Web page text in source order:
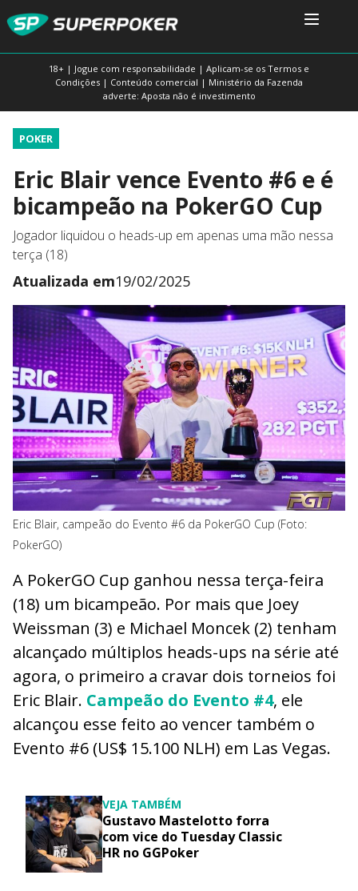
18+ | Jogue com responsabilidade | Aplicam-se os Termos e
Condições | Conteúdo comercial | Ministério da Fazenda
adverte: Aposta não é investimento
POKER
Eric Blair vence Evento #6 e é
bicampeão na PokerGO Cup
Jogador liquidou o heads-up em apenas uma mão nessa
terça (18)
Atualizada em19/02/2025
Eric Blair, campeão do Evento #6 da PokerGO Cup (Foto:
PokerGO)
A PokerGO Cup ganhou nessa terça-feira
(18) um bicampeão. Por mais que Joey
Weissman (3) e Michael Moncek (2) tenham
alcançado múltiplos heads-ups na série até
agora, o primeiro a cravar dois torneios foi
Eric Blair. Campeão do Evento #4, ele
alcançou esse feito ao vencer também o
Evento #6 (US$ 15.100 NLH) em Las Vegas.
VEJA TAMBÉM
Gustavo Mastelotto forra
com vice do Tuesday Classic
HR no GGPoker